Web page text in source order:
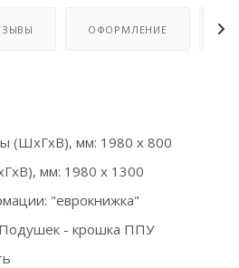
ОФОРМЛЕНИЕ
(ШхГхВ), мм: 1980 х 800
мм: 1980 х 1300
"еврокнижка"
- крошка ППУ